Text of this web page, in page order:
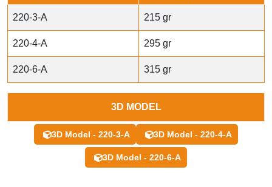
220-3-A 215 gr
220-4-A 295 gr
220-6-A 315 gr
3D MODEL
3D Model - 220-3-A 3D Model - 220-4-A
3D Model - 220-6-A